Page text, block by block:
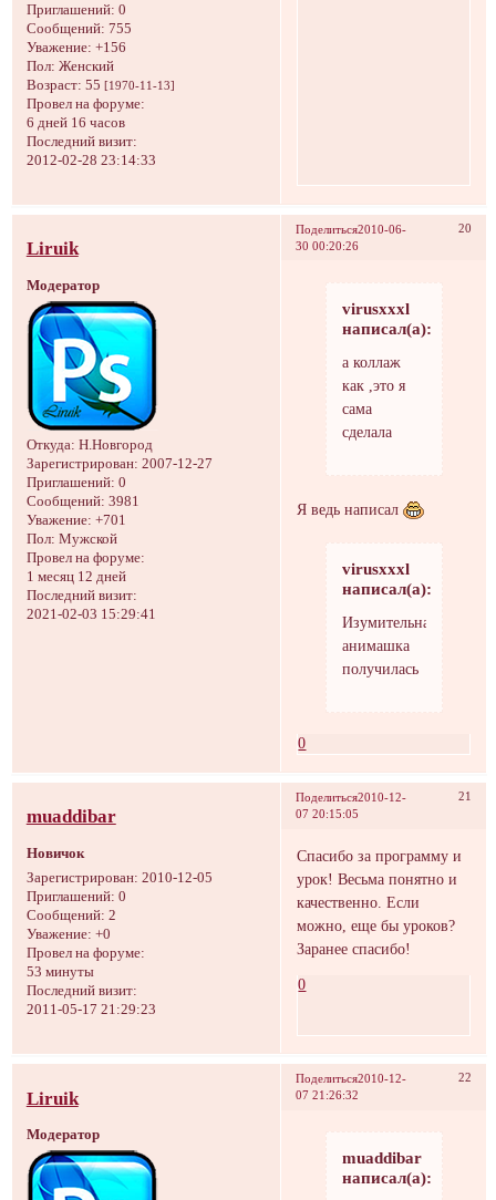
Приглашений: 0
Сообщений: 755
Уважение: +156
Пол: Женский
Возраст: 55 [1970-11-13]
Провел на форуме:
6 дней 16 часов
Последний визит:
2012-02-28 23:14:33
Поделиться 20
2010-06-
30 00:20:26
Liruik
Модератор
Откуда: Н.Новгород
Зарегистрирован: 2007-12-27
Приглашений: 0
Сообщений: 3981
Уважение: +701
Пол: Мужской
Провел на форуме:
1 месяц 12 дней
Последний визит:
2021-02-03 15:29:41
virusxxxl
написал(а):
а коллаж
как ,это я
сама
сделала
Я ведь написал
virusxxxl
написал(а):
Изумительная
анимашка
получилась
0
Поделиться 21
2010-12-
07 20:15:05
muaddibar
Новичок
Зарегистрирован: 2010-12-05
Приглашений: 0
Сообщений: 2
Уважение: +0
Провел на форуме:
53 минуты
Последний визит:
2011-05-17 21:29:23
Спасибо за программу и
урок! Весьма понятно и
качественно. Если
можно, еще бы уроков?
Заранее спасибо!
0
Поделиться 22
2010-12-
07 21:26:32
Liruik
Модератор
muaddibar
написал(а):